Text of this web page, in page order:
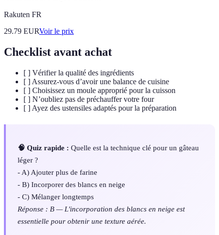
Rakuten FR
29.79 EURVoir le prix
Checklist avant achat
[ ] Vérifier la qualité des ingrédients
[ ] Assurez-vous d’avoir une balance de cuisine
[ ] Choisissez un moule approprié pour la cuisson
[ ] N’oubliez pas de préchauffer votre four
[ ] Ayez des ustensiles adaptés pour la préparation
🧠 Quiz rapide : Quelle est la technique clé pour un gâteau
léger ?
- A) Ajouter plus de farine
- B) Incorporer des blancs en neige
- C) Mélanger longtemps
Réponse : B — L'incorporation des blancs en neige est
essentielle pour obtenir une texture aérée.